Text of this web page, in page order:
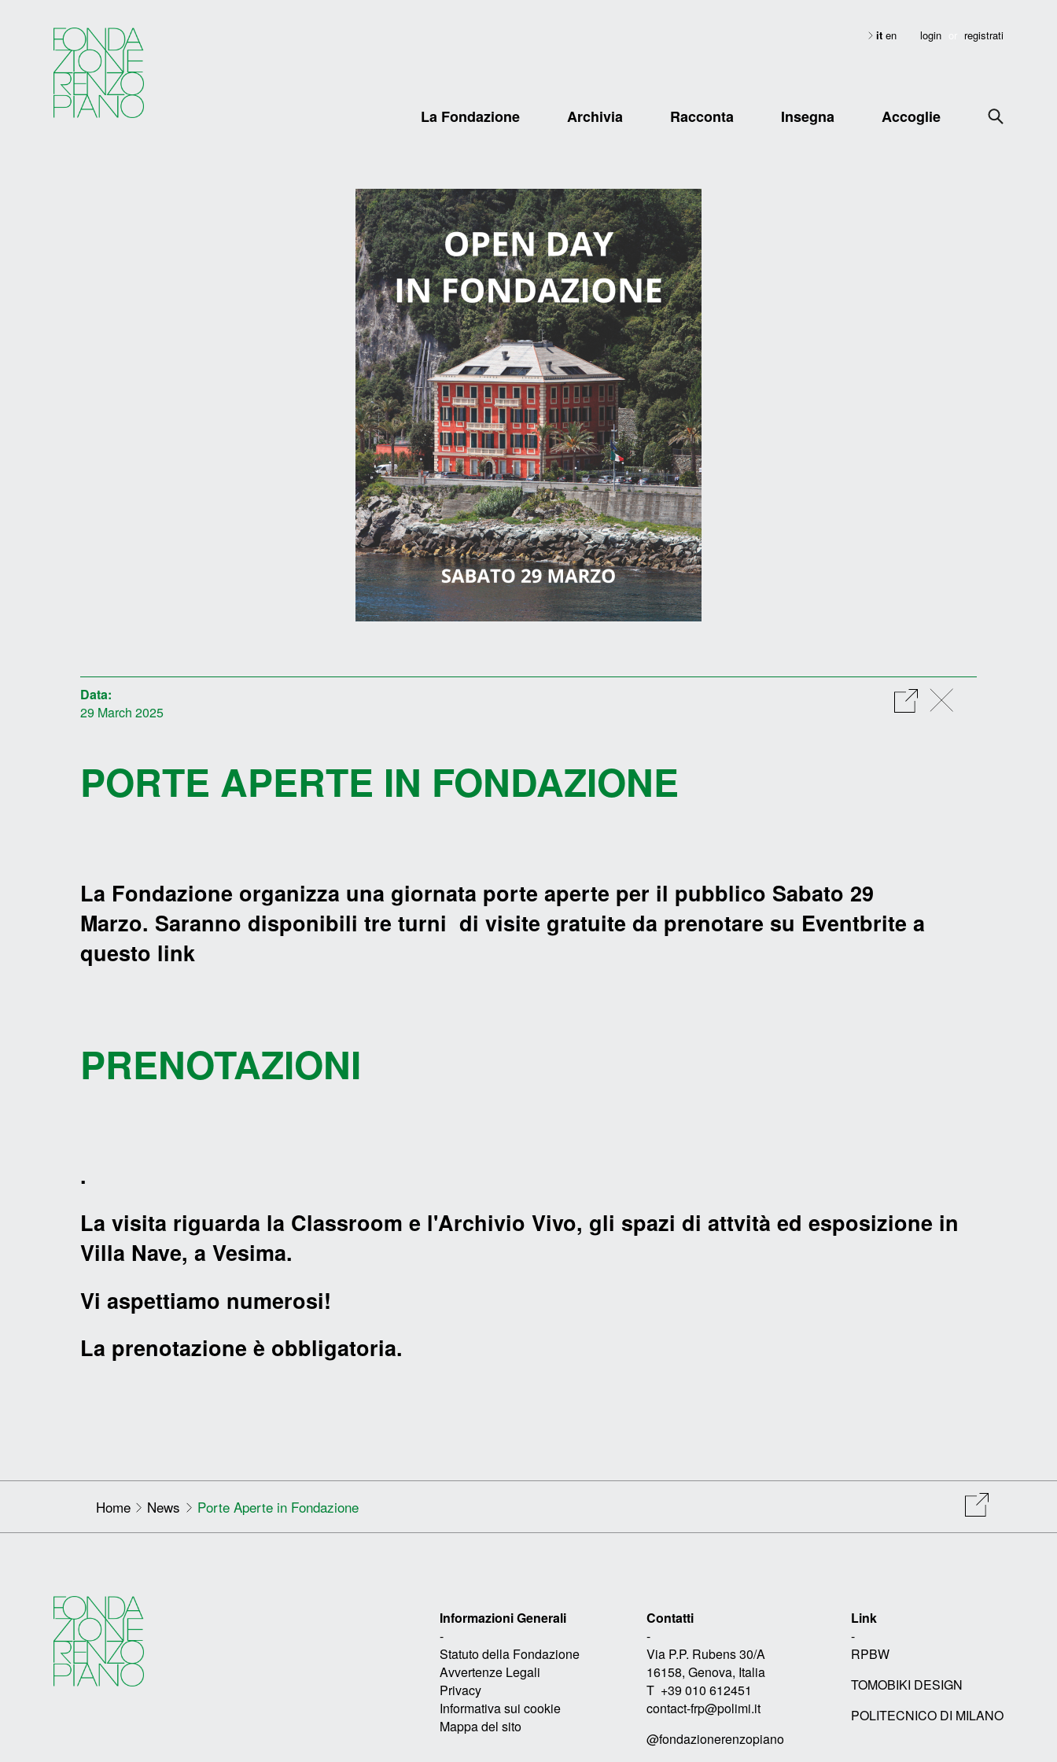
login registrati
it en
La Fondazione Archivia Racconta Insegna Accoglie
Data:
29 March 2025
PORTE APERTE IN FONDAZIONE
La Fondazione organizza una giornata porte aperte per il pubblico Sabato 29
Marzo. Saranno disponibili tre turni di visite gratuite da prenotare su Eventbrite a
questo link
PRENOTAZIONI
.
La visita riguarda la Classroom e l'Archivio Vivo, gli spazi di attvità ed esposizione in
Villa Nave, a Vesima.
Vi aspettiamo numerosi!
La prenotazione è obbligatoria.
Home News Porte Aperte in Fondazione
Informazioni Generali
-
Statuto della Fondazione
Avvertenze Legali
Privacy
Informativa sui cookie
Mappa del sito
Contatti
-
Via P.P. Rubens 30/A
16158, Genova, Italia
T +39 010 612451
contact-frp@polimi.it
@fondazionerenzopiano
Link
-
RPBW
TOMOBIKI DESIGN
POLITECNICO DI MILANO